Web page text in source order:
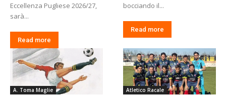
Eccellenza Pugliese 2026/27,
sarà...
Read more
bocciando il...
Read more
A. Toma Maglie Atletico Racale